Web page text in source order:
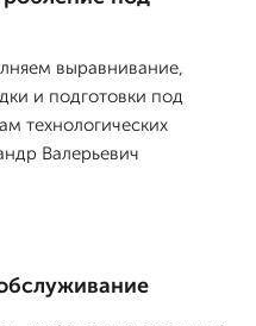
выравнивание,
и подготовки под
технологических
Валерьевич